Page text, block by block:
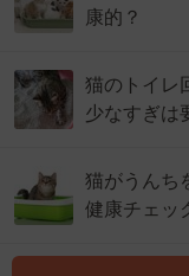
康的？
猫のトイレ
少なすぎは
猫がうんち
健康チェッ